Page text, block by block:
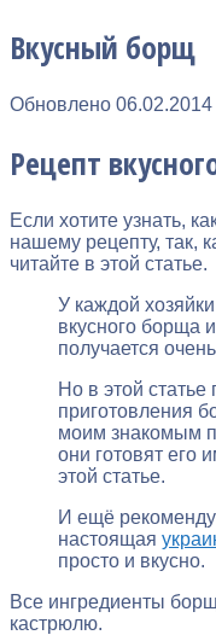
Вкусный борщ
Обновлено 06.02.2014
Рецепт
Если хотите узнать,
нашему рецепту, так,
читайте в этой статье.
У каждой
вкусного борща
получается
Но в этой
приготовления
моим знакомым
они готовят его
этой статье.
И ещё
настоящая
просто и вкусно.
Все ингредиенты
кастрюлю.